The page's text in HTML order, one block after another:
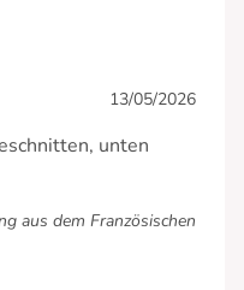
13/05/2026
unten
aus dem Französischen